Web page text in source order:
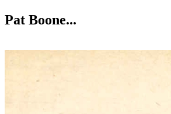
Pat Boone...